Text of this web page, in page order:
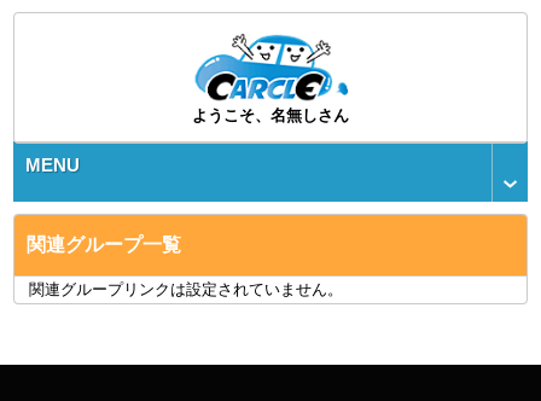
ようこそ、名無しさん
MENU
関連グループ一覧
関連グループリンクは設定されていません。